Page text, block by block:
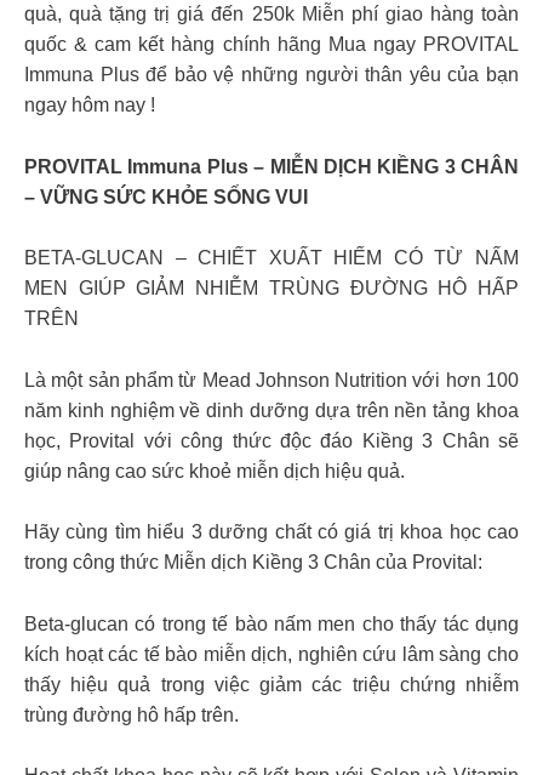
quà, quà tặng trị giá đến 250k Miễn phí giao hàng toàn
quốc & cam kết hàng chính hãng Mua ngay PROVITAL
Immuna Plus để bảo vệ những người thân yêu của bạn
ngay hôm nay !
PROVITAL Immuna Plus – MIỄN DỊCH KIỀNG 3 CHÂN
– VỮNG SỨC KHỎE SỐNG VUI
BETA-GLUCAN – CHIẾT XUẤT HIẾM CÓ TỪ NẤM
MEN GIÚP GIẢM NHIỄM TRÙNG ĐƯỜNG HÔ HẤP
TRÊN
Là một sản phẩm từ Mead Johnson Nutrition với hơn 100
năm kinh nghiệm về dinh dưỡng dựa trên nền tảng khoa
học, Provital với công thức độc đáo Kiềng 3 Chân sẽ
giúp nâng cao sức khoẻ miễn dịch hiệu quả.
Hãy cùng tìm hiểu 3 dưỡng chất có giá trị khoa học cao
trong công thức Miễn dịch Kiềng 3 Chân của Provital:
Beta-glucan có trong tế bào nấm men cho thấy tác dụng
kích hoạt các tế bào miễn dịch, nghiên cứu lâm sàng cho
thấy hiệu quả trong việc giảm các triệu chứng nhiễm
trùng đường hô hấp trên.